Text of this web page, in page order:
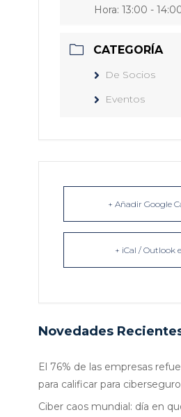
Hora: 13:00 -
CATEGORÍA
De Socios
Eventos
+ Añadir Google
+ iCal / Outlook
Novedades
El 76% de las empresas
para calificar para
Ciber caos mundial: día en